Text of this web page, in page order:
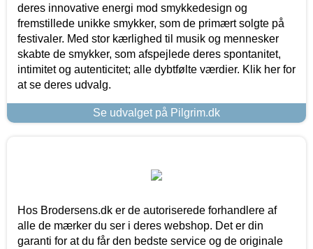
deres innovative energi mod smykkedesign og
fremstillede unikke smykker, som de primært solgte på
festivaler. Med stor kærlighed til musik og mennesker
skabte de smykker, som afspejlede deres spontanitet,
intimitet og autenticitet; alle dybtfølte værdier. Klik her for
at se deres udvalg.
Se udvalget på Pilgrim.dk
Hos Brodersens.dk er de autoriserede forhandlere af
alle de mærker du ser i deres webshop. Det er din
garanti for at du får den bedste service og de originale